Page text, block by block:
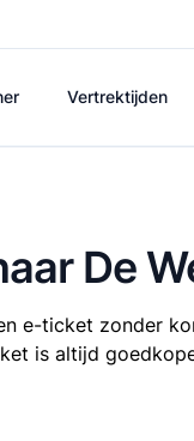
Vertrektijden
De
e-ticket zonder
is altijd